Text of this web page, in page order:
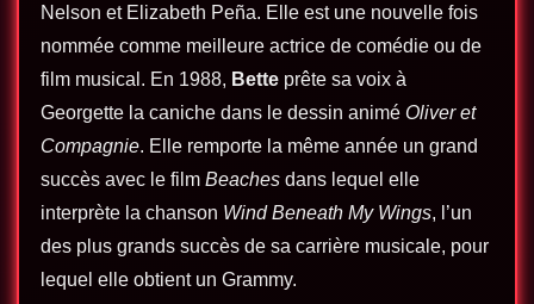
Nelson et Elizabeth Peña. Elle est une nouvelle fois
nommée comme meilleure actrice de comédie ou de
film musical. En 1988, Bette prête sa voix à
Georgette la caniche dans le dessin animé Oliver et
Compagnie. Elle remporte la même année un grand
succès avec le film Beaches dans lequel elle
interprète la chanson Wind Beneath My Wings, l’un
des plus grands succès de sa carrière musicale, pour
lequel elle obtient un Grammy.